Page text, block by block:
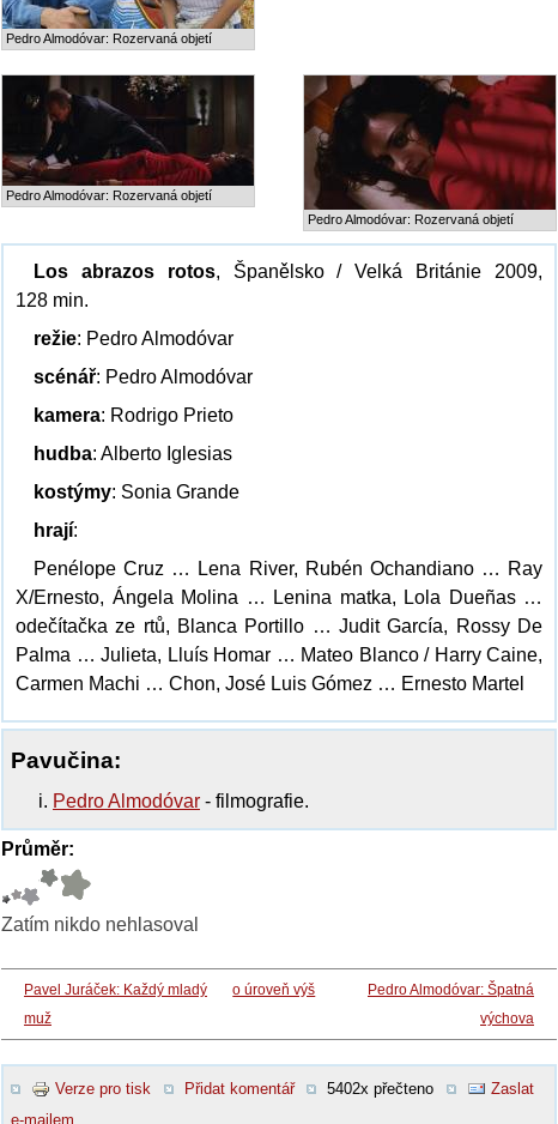
Pedro Almodóvar: Rozervaná objetí
Pedro Almodóvar: Rozervaná objetí
Pedro Almodóvar: Rozervaná objetí
Los abrazos rotos, Španělsko / Velká Británie 2009,
128 min.
režie: Pedro Almodóvar
scénář: Pedro Almodóvar
kamera: Rodrigo Prieto
hudba: Alberto Iglesias
kostýmy: Sonia Grande
hrají:
Penélope Cruz … Lena River, Rubén Ochandiano … Ray
X/Ernesto, Ángela Molina … Lenina matka, Lola Dueñas …
odečítačka ze rtů, Blanca Portillo … Judit García, Rossy De
Palma … Julieta, Lluís Homar … Mateo Blanco / Harry Caine,
Carmen Machi … Chon, José Luis Gómez … Ernesto Martel
Pavučina:
Pedro Almodóvar - filmografie.
Průměr:
Zatím nikdo nehlasoval
Pavel Juráček: Každý mladý
muž
o úroveň výš
Pedro Almodóvar: Špatná
výchova
Verze pro tisk Přidat komentář 5402x přečteno
Zaslat
e-mailem